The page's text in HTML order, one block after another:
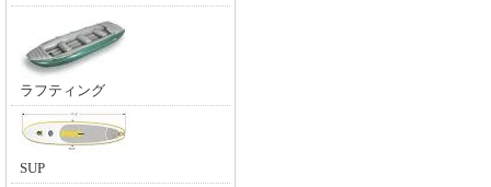
ラフティング
SUP